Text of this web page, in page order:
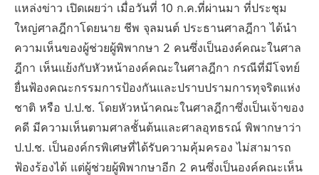
แหล่งข่าว เปิดเผยว่า เมื่อวันที่ 10 ก.ค.ที่ผ่านมา ที่ประชุม
ใหญ่ศาลฎีกาโดยนาย ชีพ จุลมนต์ ประธานศาลฎีกา ได้นำ
ความเห็นของผู้ช่วยผู้พิพากษา 2 คนซึ่งเป็นองค์คณะในศาล
ฎีกา เห็นแย้งกับหัวหน้าองค์คณะในศาลฎีกา กรณีที่มีโจทย์
ยื่นฟ้องคณะกรรมการป้องกันและปราบปรามการทุจริตแห่ง
ชาติ หรือ ป.ป.ช. โดยหัวหน้าคณะในศาลฎีกาซึ่งเป็นเจ้าของ
คดี มีความเห็นตามศาลชั้นต้นและศาลอุทธรณ์ พิพากษาว่า
ป.ป.ช. เป็นองค์กรพิเศษที่ได้รับความคุ้มครอง ไม่สามารถ
ฟ้องร้องได้ แต่ผู้ช่วยผู้พิพากษาอีก 2 คนซึ่งเป็นองค์คณะเห็น